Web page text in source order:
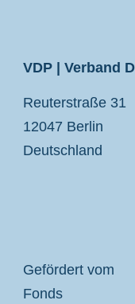
VDP | Verband
Reuterstraße 31
12047 Berlin
Deutschland
Gefördert vom
Fonds